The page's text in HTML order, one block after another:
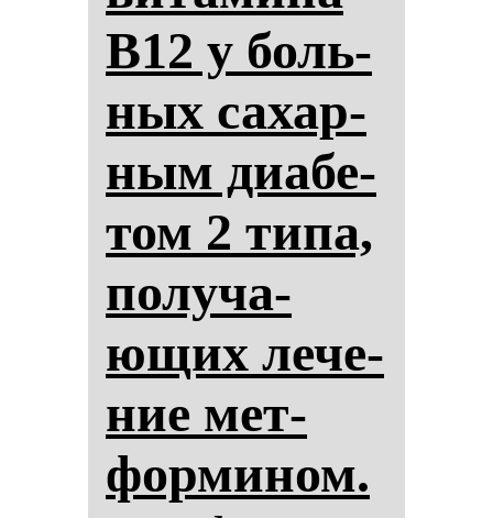
B12 у боль­
ных са­хар­
ным ди­абе­
том 2 ти­па,
по­лу­ча­
ющих ле­че­
ние мет­
фор­ми­ном.